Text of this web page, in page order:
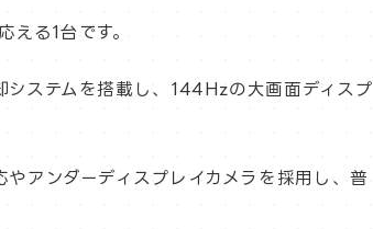
る1台です。
テムを搭載し、144Hzの大画面ディスプ
アンダーディスプレイカメラを採用し、普